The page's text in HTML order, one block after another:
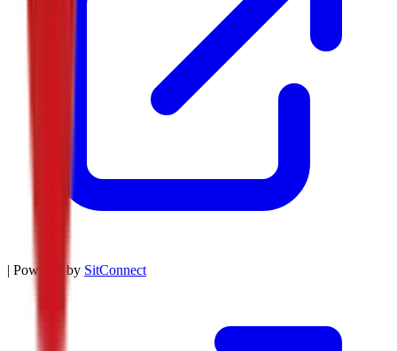
| Powered by SitConnect